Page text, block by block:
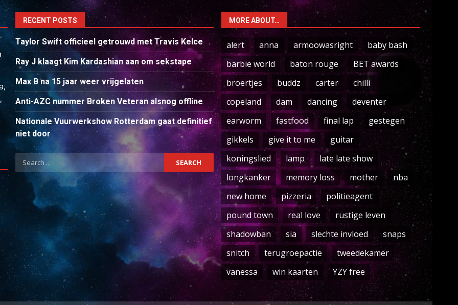
RECENT POSTS
Taylor Swift officieel getrouwd met Travis Kelce
Ray J klaagt Kim Kardashian aan om sekstape
Max B na 15 jaar weer vrijgelaten
Anti-AZC nummer Broken Veteran alsnog offline
Nationale Vuurwerkshow Rotterdam gaat definitief
niet door
Search
for:
MORE ABOUT…
alert anna armoowasright
baby bash
barbie world
baton rouge
BET awards
broertjes
buddz carter
chilli
copeland
dam dancing
deventer
earworm
fastfood final lap
gestegen
gikkels
give it to me
guitar
koningslied
lamp
late late show
longkanker
memory loss mother
nba
new home
pizzeria
politieagent
pound town
real love
rustige leven
shadowban
sia slechte invloed
snaps
snitch
terugroepactie
tweedekamer
vanessa
win kaarten YZY free